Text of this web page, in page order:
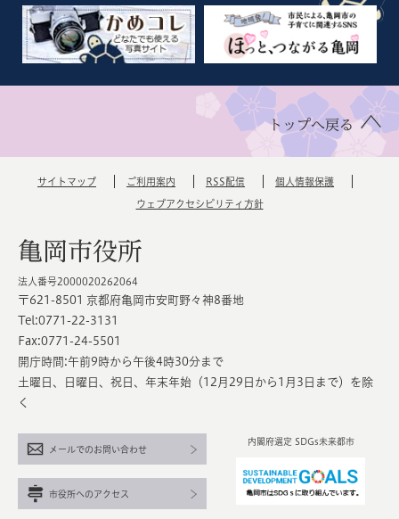
トップへ戻る
サイトマップ ご利用案内 RSS配信 個人情報保護
ウェブアクセシビリティ方針
亀岡市役所
法人番号2000020262064
〒621-8501 京都府亀岡市安町野々神8番地
Tel:0771-22-3131
Fax:0771-24-5501
開庁時間:午前9時から午後4時30分まで
土曜日、日曜日、祝日、年末年始（12月29日から1月3日まで）を除
く
内閣府選定 SDGs未来都市
メールでのお問い合わせ
市役所へのアクセス